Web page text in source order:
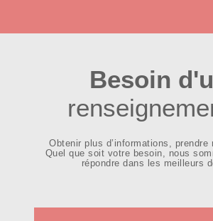
Besoin
Obtenir plus d’informations, prendre
Quel que soit votre besoin, nous
répondre dans les meilleurs